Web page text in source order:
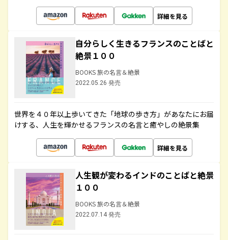
詳細を見る
自分らしく生きるフランスのことばと
絶景１００
BOOKS 旅の名言＆絶景
2022.05.26 発売
世界を４０年以上歩いてきた「地球の歩き方」があなたにお届
けする、人生を輝かせるフランスの名言と癒やしの絶景集
詳細を見る
人生観が変わるインドのことばと絶景
１００
BOOKS 旅の名言＆絶景
2022.07.14 発売